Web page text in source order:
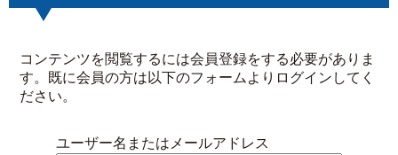
コンテンツを閲覧するには会員登録をする必要がありま
す。既に会員の方は以下のフォームよりログインしてく
ださい。
ユーザー名またはメールアドレス